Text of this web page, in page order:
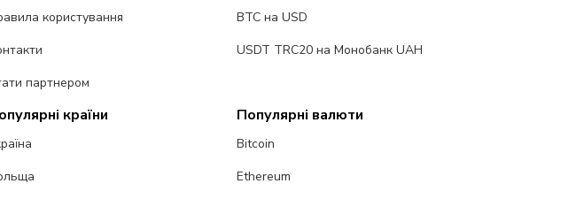
користування
партнером
BTC на USD
USDT TRC20 на Монобанк UAH
країни Популярні валюти
Bitcoin
Ethereum